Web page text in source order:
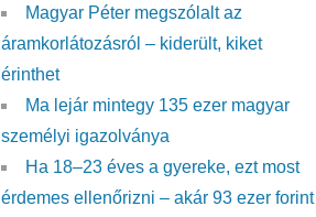
Magyar Péter megszólalt az
áramkorlátozásról – kiderült, kiket
érinthet
Ma lejár mintegy 135 ezer magyar
személyi igazolványa
Ha 18–23 éves a gyereke, ezt most
érdemes ellenőrizni – akár 93 ezer forint